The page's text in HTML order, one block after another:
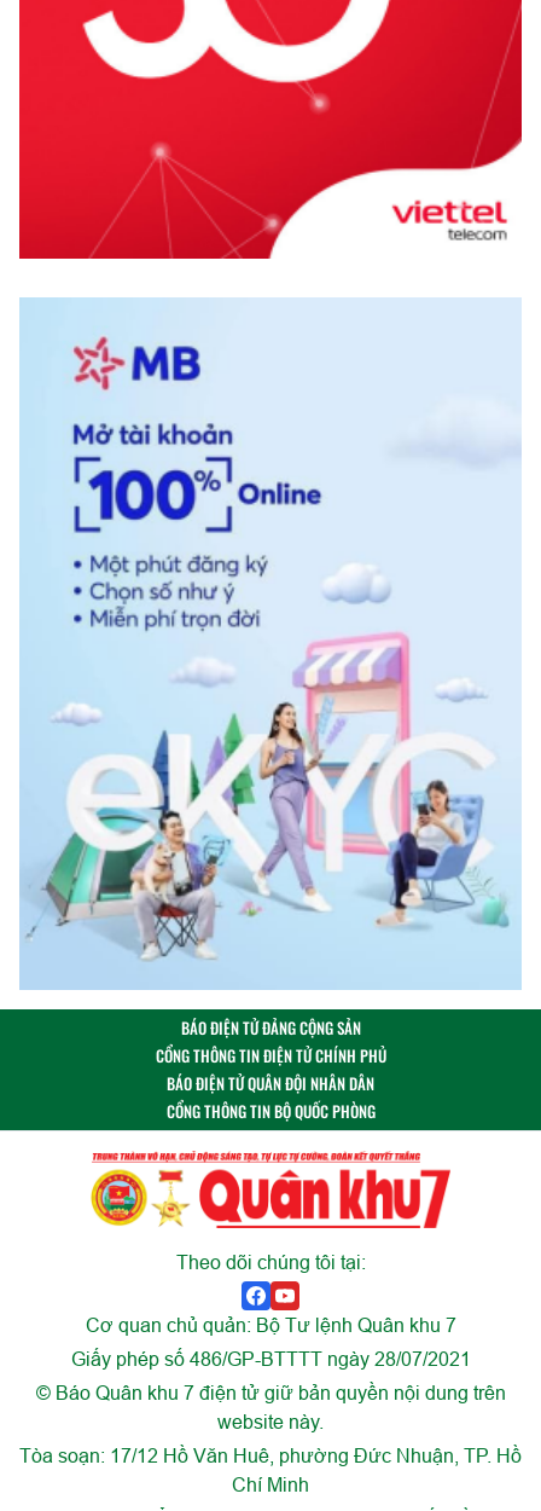
BÁO ĐIỆN TỬ ĐẢNG CỘNG SẢN
CỔNG THÔNG TIN ĐIỆN TỬ CHÍNH PHỦ
BÁO ĐIỆN TỬ QUÂN ĐỘI NHÂN DÂN
CỔNG THÔNG TIN BỘ QUỐC PHÒNG
Theo dõi chúng tôi tại:
Cơ quan chủ quản: Bộ Tư lệnh Quân khu 7
Giấy phép số 486/GP-BTTTT ngày 28/07/2021
© Báo Quân khu 7 điện tử giữ bản quyền nội dung trên
website này.
Tòa soạn: 17/12 Hồ Văn Huê, phường Đức Nhuận, TP. Hồ
Chí Minh